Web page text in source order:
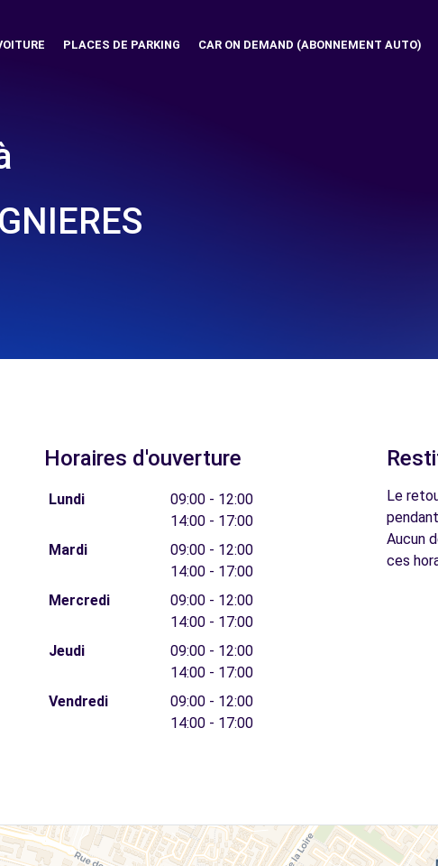
PLACES DE PARKING CAR ON DEMAND (ABONNEMENT AUTO)
Horaires d'ouverture
Lundi
09:00 - 12:00
14:00 - 17:00
Mardi
09:00 - 12:00
14:00 - 17:00
Mercredi
09:00 - 12:00
14:00 - 17:00
Jeudi
09:00 - 12:00
14:00 - 17:00
Vendredi
09:00 - 12:00
14:00 - 17:00
Le
Aucun
ces